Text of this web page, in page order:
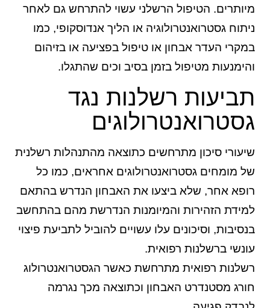
מיותרים. הטיפול הרשלני עשוי להתרחש גם לאחר
ניתוח גסטרואנטרולוגיה או הליך אנדוסקופי, כמו
במקרי העדר אבחון או טיפול בפציעה או בזיהום
והימנעות מטיפול בזמן בסיב וכים שהתגלו.
תביעות רשלנות נגד
גסטרואנטרולוגים
שיעורי סיכון מתרחשים כתוצאה מהתנהלות רשלנית
של מומחים גסטרואנטרולוגים אחראים, כמו כל
רופא אחר, שלא ביצעו את האבחון הנדרש בהתאם
למידת הזהירות והמיומנות הנדרשת מהם בהתחשב
בנסיבות, וסיכונים עלו עשויים להוביל לתביעת פיצוי
עונשי ברשלנות רפואית.
רשלנות רפואית מתרחשת כאשר הגסטרואנטרולוג
חורג מסטנדרט האבחון וכתוצאה מכך נגרמה